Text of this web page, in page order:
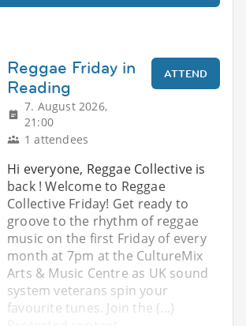
Reggae Friday in
Reading
7. August 2026,
21:00
1 attendees
ATTEND
Hi everyone, Reggae Collective is
back ! Welcome to Reggae
Collective Friday! Get ready to
groove to the rhythm of reggae
music on the first Friday of every
month at 7pm at the CultureMix
Arts & Music Centre as UK sound
system veterans spin your
favourite tunes. Join the (...)